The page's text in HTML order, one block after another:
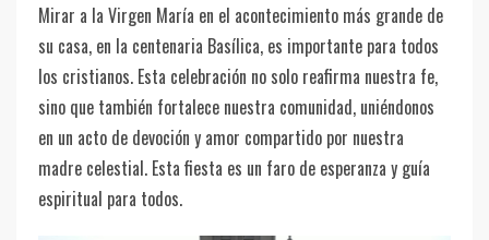
Mirar a la Virgen María en el acontecimiento más grande de
su casa, en la centenaria Basílica, es importante para todos
los cristianos. Esta celebración no solo reafirma nuestra fe,
sino que también fortalece nuestra comunidad, uniéndonos
en un acto de devoción y amor compartido por nuestra
madre celestial. Esta fiesta es un faro de esperanza y guía
espiritual para todos.